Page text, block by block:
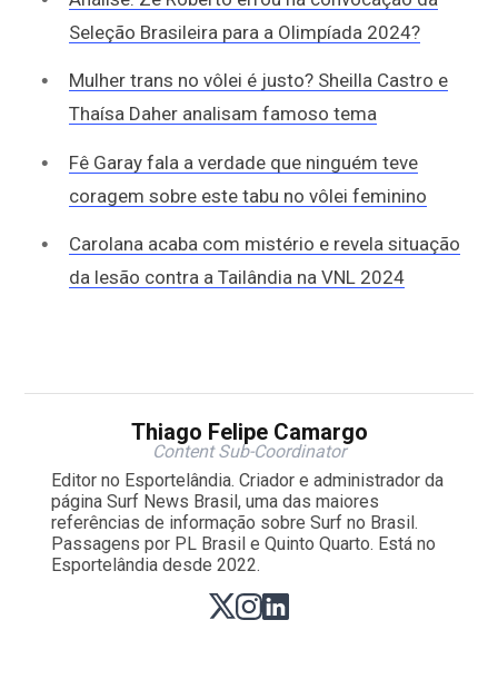
Seleção Brasileira para a Olimpíada 2024?
Mulher trans no vôlei é justo? Sheilla Castro e
Thaísa Daher analisam famoso tema
Fê Garay fala a verdade que ninguém teve
coragem sobre este tabu no vôlei feminino
Carolana acaba com mistério e revela situação
da lesão contra a Tailândia na VNL 2024
Thiago Felipe Camargo
Content Sub-Coordinator
Editor no Esportelândia. Criador e administrador da
página Surf News Brasil, uma das maiores
referências de informação sobre Surf no Brasil.
Passagens por PL Brasil e Quinto Quarto. Está no
Esportelândia desde 2022.